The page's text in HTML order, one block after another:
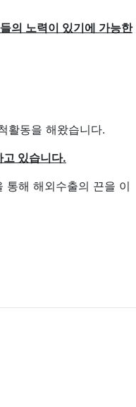
의 노력이 있기에 가능한
활동을 해왔습니다.
있습니다.
통해 해외수출의 끈을 이